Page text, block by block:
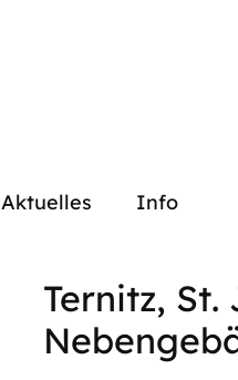
Aktuelles Info
Ternitz, St.